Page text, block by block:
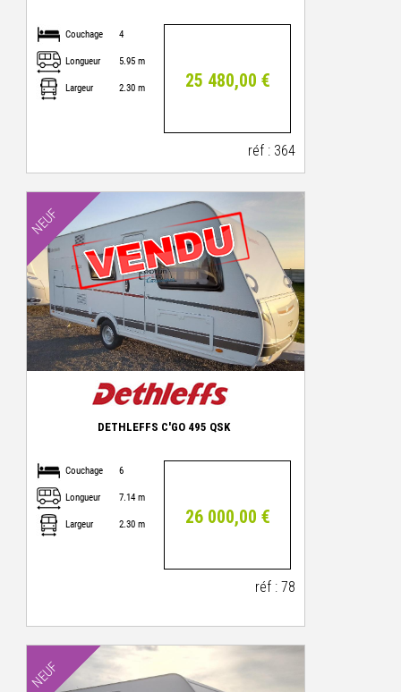
Couchage 4
Longueur 5.95 m
Largeur 2.30 m 25 480,00 €
réf : 364
NEUF
DETHLEFFS C'GO 495 QSK
Couchage 6
Longueur 7.14 m
Largeur 2.30 m 26 000,00 €
réf : 78
NEUF